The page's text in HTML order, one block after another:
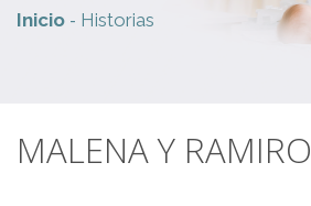
Inicio - Historias
MALENA Y RAMIRO